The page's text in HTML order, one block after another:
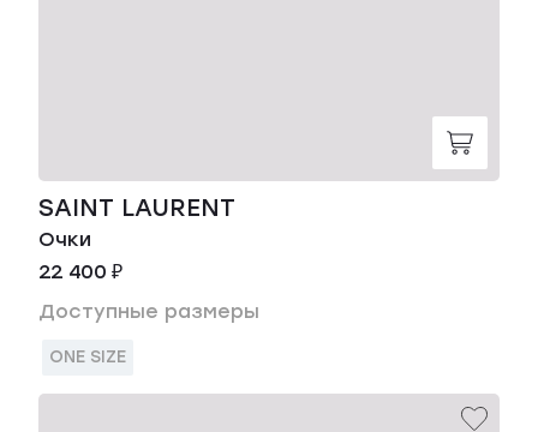
SAINT LAURENT
Очки
22 400 ₽
Доступные размеры
ONE SIZE